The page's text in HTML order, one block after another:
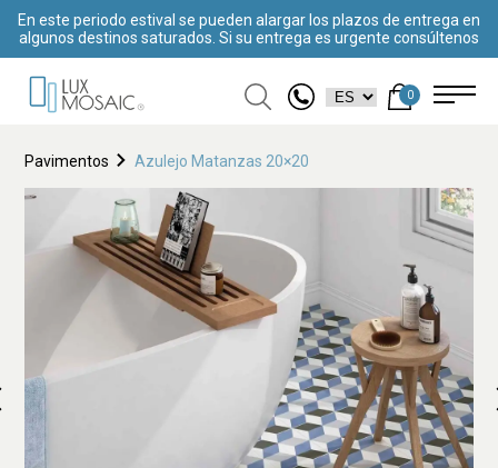
En este periodo estival se pueden alargar los plazos de entrega en
algunos destinos saturados. Si su entrega es urgente consúltenos
0
Pavimentos Azulejo Matanzas 20×20